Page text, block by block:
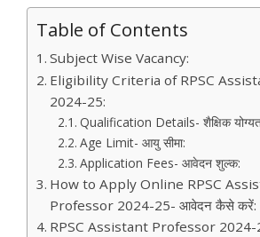
Table of Contents
Subject Wise Vacancy:
Eligibility Criteria of RPSC
2024-25:
Qualification Details- शैक्षिक
Age Limit- आयु सीमा:
Application Fees- आवेदन शुल्क:
How to Apply Online RPSC
Professor 2024-25- आवेदन कैसे करें:
RPSC Assistant Professor 2024-